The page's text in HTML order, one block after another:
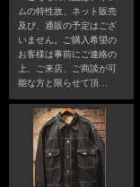
ムの特性故、ネット販売
及び、通販の予定はござ
いません。ご購入希望の
お客様は事前にご連絡の
上、ご来店、ご商談が可
能な方と限らせて頂…